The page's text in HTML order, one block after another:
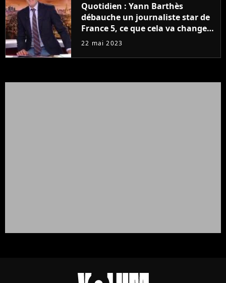
Quotidien : Yann Barthès
débauche un journaliste star de
France 5, ce que cela va changer
à la rentrée
22 mai 2023